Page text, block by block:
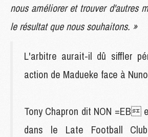
nous améliorer et trouver d'autres
le résultat que nous souhaitons. »
L'arbitre aurait-il dû siffler
action de Madueke face à
Tony Chapron dit NON =E‍B
dans le Late Football